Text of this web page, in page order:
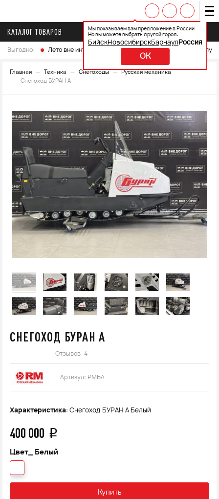
Мы показываем вам предложение в России
Но вы можете выбрать другой город:
БийскНовосибирскБарнаул Россия
OK
КАТАЛОГ ТОВАРОВ
Выгодно: Лето вне интренета Выберите свой мотоцикл и
Главная Техника Снегоходы
Русская механика
Снегоход БУРАН А
СНЕГОХОД БУРАН А
Отзывов: 4
Артикул: РМБА
Характеристика: Снегоход БУРАН А Белый
400 000 q
Цвет_ Белый
Купить